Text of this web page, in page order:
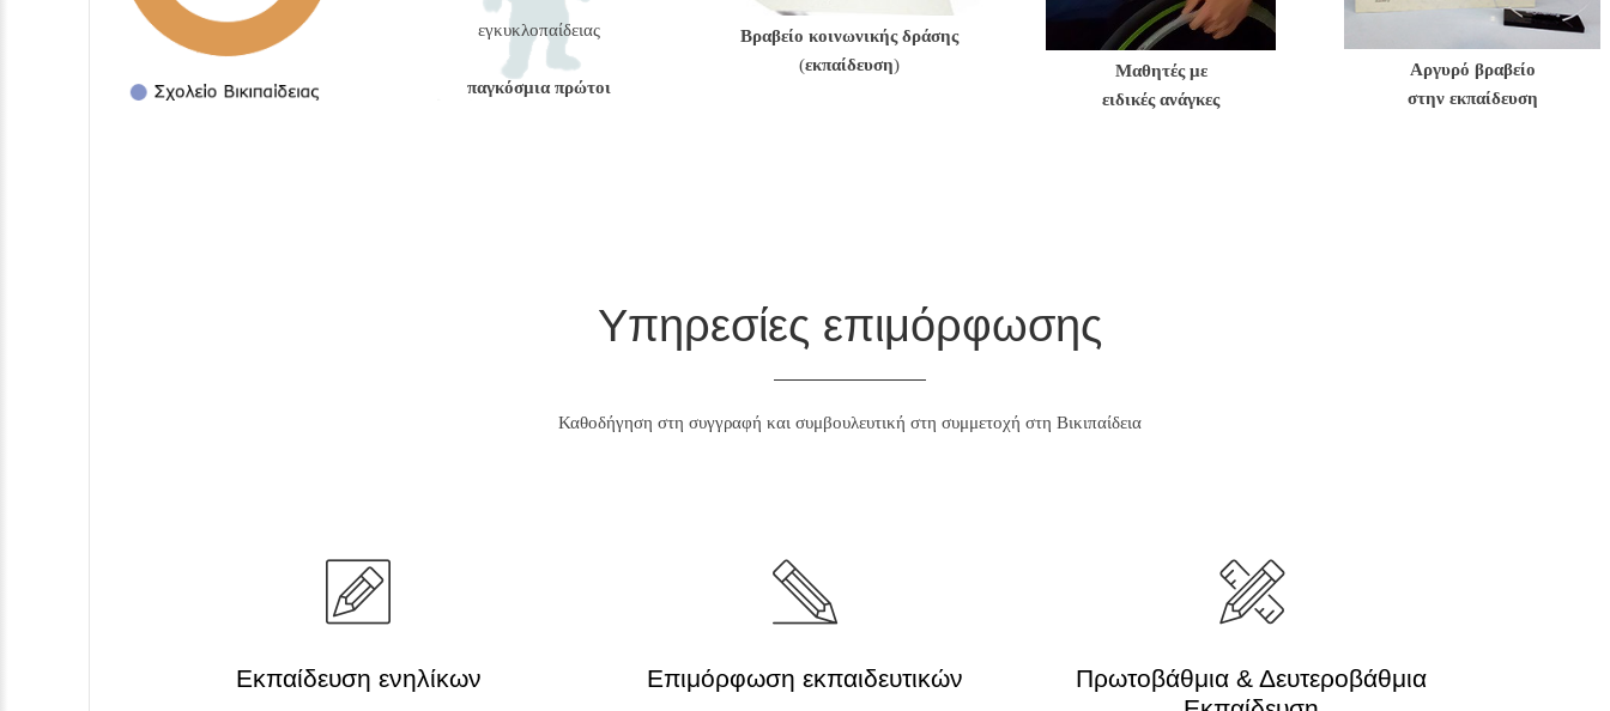
εγκυκλοπαίδειας
παγκόσμια πρώτοι
Βραβείο κοινωνικής δράσης
(εκπαίδευση)
Μαθητές με
ειδικές ανάγκες
Αργυρό βραβείο
στην εκπαίδευση
Υπηρεσίες επιμόρφωσης
Καθοδήγηση στη συγγραφή και συμβουλευτική στη συμμετοχή στη Βικιπαίδεια
Εκπαίδευση ενηλίκων Επιμόρφωση εκπαιδευτικών
Πρωτοβάθμια & Δευτεροβάθμια